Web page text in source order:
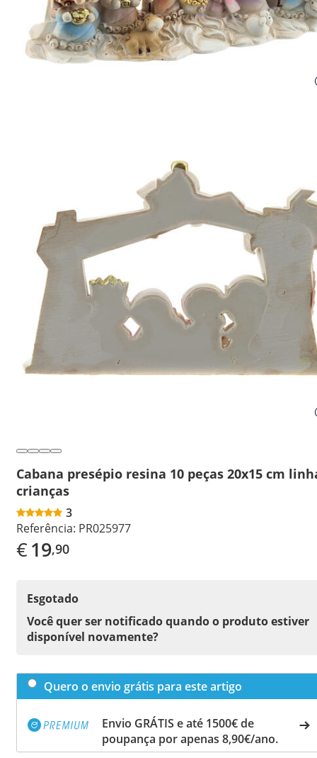
Cabana presépio resina 10 peças 20x15 cm
crianças
3
Referência: PR025977
€19,90
Esgotado
Você quer ser notificado quando o produto estiver
disponível novamente?
Quero o envio grátis para este artigo
Envio GRÁTIS e até 1500€ de
poupança por apenas 8,90€/ano.